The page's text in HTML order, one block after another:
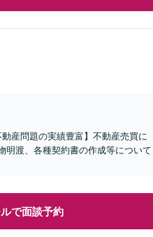
産問題の実績豊富】不動産売買に
明渡、各種契約書の作成等について
ルで面談予約